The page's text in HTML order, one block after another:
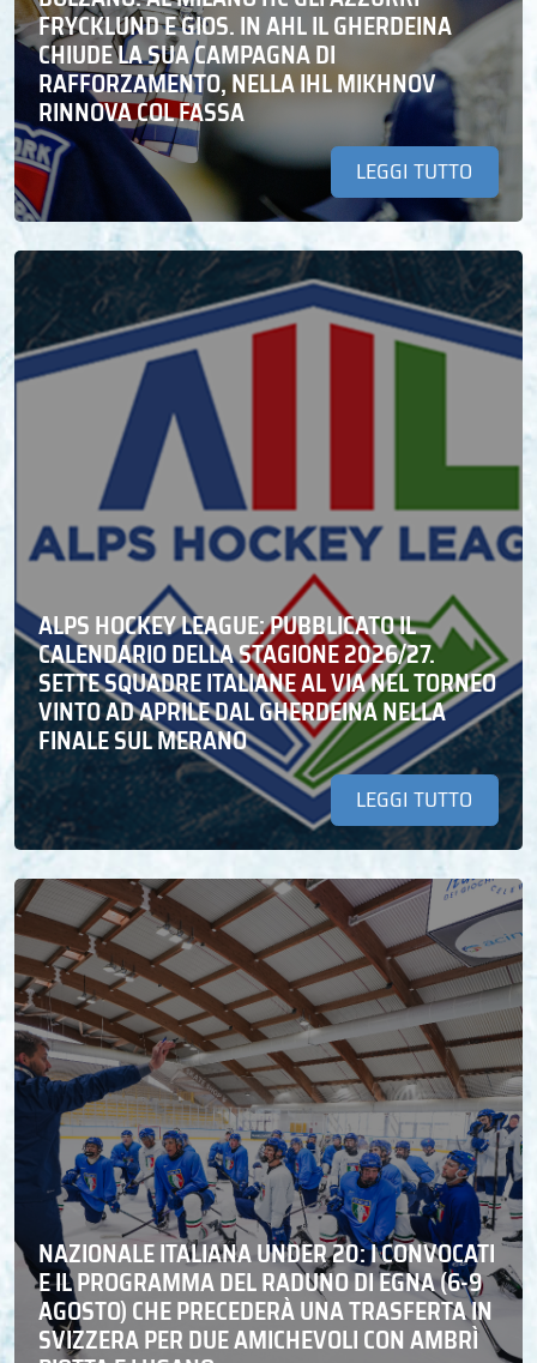
FRYCKLUND E GIOS. IN AHL IL GHERDEINA
CHIUDE LA SUA CAMPAGNA DI
RAFFORZAMENTO, NELLA IHL MIKHNOV
RINNOVA COL FASSA
LEGGI TUTTO
ALPS HOCKEY LEAGUE: PUBBLICATO IL
CALENDARIO DELLA STAGIONE 2026/27.
SETTE SQUADRE ITALIANE AL VIA NEL TORNEO
VINTO AD APRILE DAL GHERDEINA NELLA
FINALE SUL MERANO
LEGGI TUTTO
NAZIONALE ITALIANA UNDER 20: I CONVOCATI
E IL PROGRAMMA DEL RADUNO DI EGNA (6-9
AGOSTO) CHE PRECEDERÀ UNA TRASFERTA IN
SVIZZERA PER DUE AMICHEVOLI CON AMBRÌ